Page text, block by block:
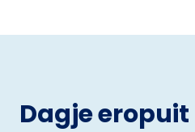
Dagje eropuit